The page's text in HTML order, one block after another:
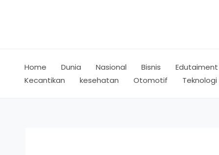
Home Dunia Nasional Bisnis Edutaiment
Kecantikan
kesehatan Otomotif Teknologi